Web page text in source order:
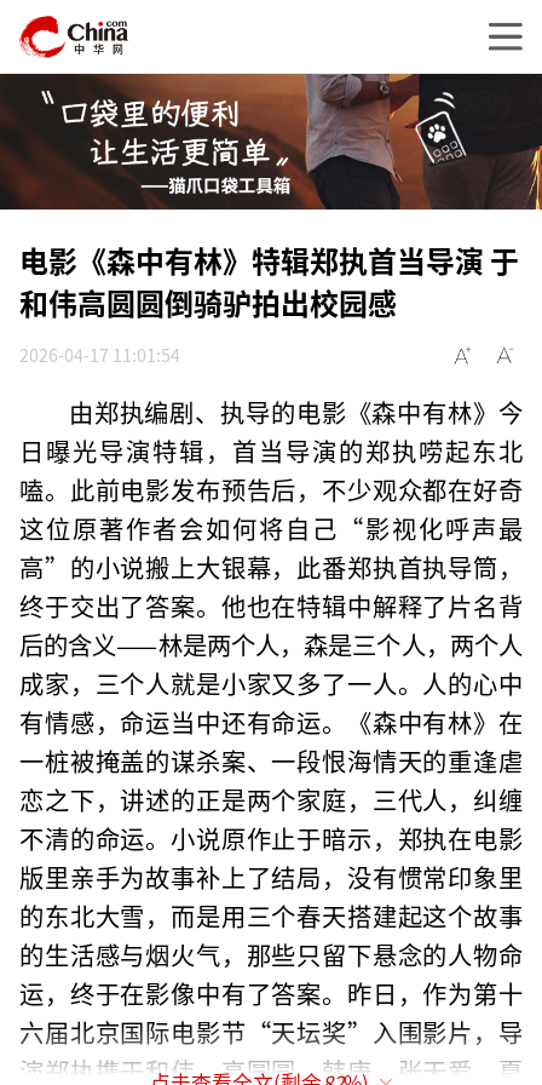
电影《森中有林》特辑郑执首当导演 于
和伟高圆圆倒骑驴拍出校园感
2026-04-17 11:01:54
由郑执编剧、执导的电影《森中有林》今
日曝光导演特辑，首当导演的郑执唠起东北
嗑。此前电影发布预告后，不少观众都在好奇
这位原著作者会如何将自己“影视化呼声最
高”的小说搬上大银幕，此番郑执首执导筒，
终于交出了答案。他也在特辑中解释了片名背
后的含义——林是两个人，森是三个人，两个人
成家，三个人就是小家又多了一人。人的心中
有情感，命运当中还有命运。《森中有林》在
一桩被掩盖的谋杀案、一段恨海情天的重逢虐
恋之下，讲述的正是两个家庭，三代人，纠缠
不清的命运。小说原作止于暗示，郑执在电影
版里亲手为故事补上了结局，没有惯常印象里
的东北大雪，而是用三个春天搭建起这个故事
的生活感与烟火气，那些只留下悬念的人物命
运，终于在影像中有了答案。昨日，作为第十
六届北京国际电影节“天坛奖”入围影片，导
演郑执携于和伟、高圆圆、韩庚、张天爱、夏